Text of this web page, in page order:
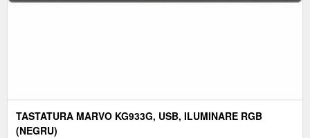
TASTATURA MARVO KG933G, USB, ILUMINARE RGB
(NEGRU)